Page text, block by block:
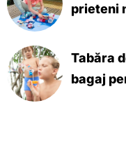
prieteni
Tabăra
bagaj